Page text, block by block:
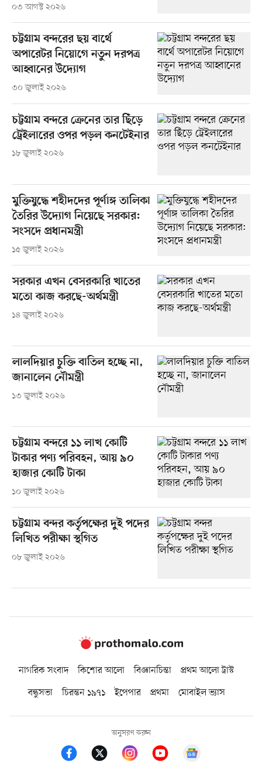
০৩ আগস্ট ২০২৬
চট্টগ্রাম বন্দরের ছয় বার্থে
অপারেটর নিয়োগে নতুন দরপত্র
আহ্বানের উদ্যোগ
৩০ জুলাই ২০২৬
চট্টগ্রাম বন্দরে ক্রেনের তার ছিঁড়ে
ট্রেইলারের ওপর পড়ল কনটেইনার
১৮ জুলাই ২০২৬
মুক্তিযুদ্ধে শহীদদের পূর্ণাঙ্গ তালিকা
তৈরির উদ্যোগ নিয়েছে সরকার:
সংসদে প্রধানমন্ত্রী
১৫ জুলাই ২০২৬
সরকার এখন বেসরকারি খাতের
মতো কাজ করছে-অর্থমন্ত্রী
১৪ জুলাই ২০২৬
লালদিয়ার চুক্তি বাতিল হচ্ছে না,
জানালেন নৌমন্ত্রী
১৩ জুলাই ২০২৬
চট্টগ্রাম বন্দরে ১১ লাখ কোটি
টাকার পণ্য পরিবহন, আয় ৯০
হাজার কোটি টাকা
১০ জুলাই ২০২৬
চট্টগ্রাম বন্দর কর্তৃপক্ষের দুই পদের
লিখিত পরীক্ষা স্থগিত
০৮ জুলাই ২০২৬
নাগরিক সংবাদ কিশোর আলো বিজ্ঞানচিন্তা
প্রথম আলো ট্রাস্ট
বন্ধুসভা
চিরন্তন ১৯৭১ ইপেপার প্রথমা মোবাইল ভ্যাস
অনুসরণ করুন